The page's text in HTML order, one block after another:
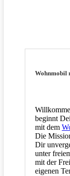
Wohnmobil
beginnt
mit dem
Die
Dir
unter
mit der
eigenen